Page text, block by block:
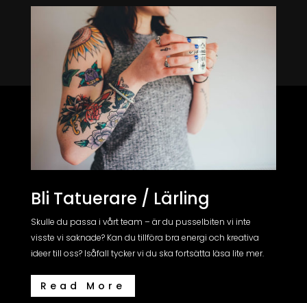
Bli Tatuerare / Lärling
Skulle du passa i vårt team – är du pusselbiten vi inte
visste vi saknade? Kan du tillföra bra energi och kreativa
ideer till oss? Isåfall tycker vi du ska fortsätta läsa lite mer.
Read More